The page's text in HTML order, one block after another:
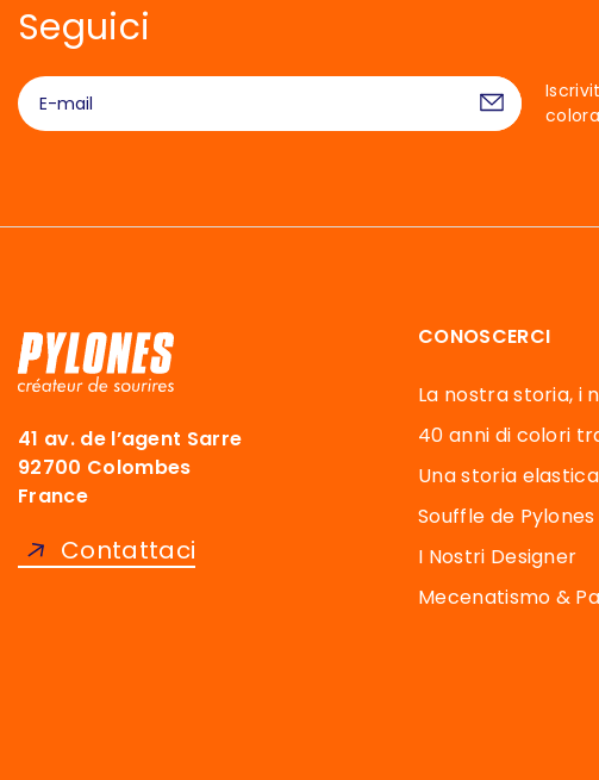
Seguici
41 av. de l’agent Sarre
92700 Colombes
France
Contattaci
CONOSCERCI
La nostra storia, i
40 anni di colori
Una storia
Souffle de Pylones
I Nostri Designer
Mecenatismo &